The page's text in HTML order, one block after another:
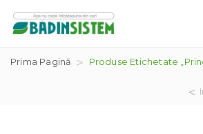
Prima Pagină Produse Etichetate